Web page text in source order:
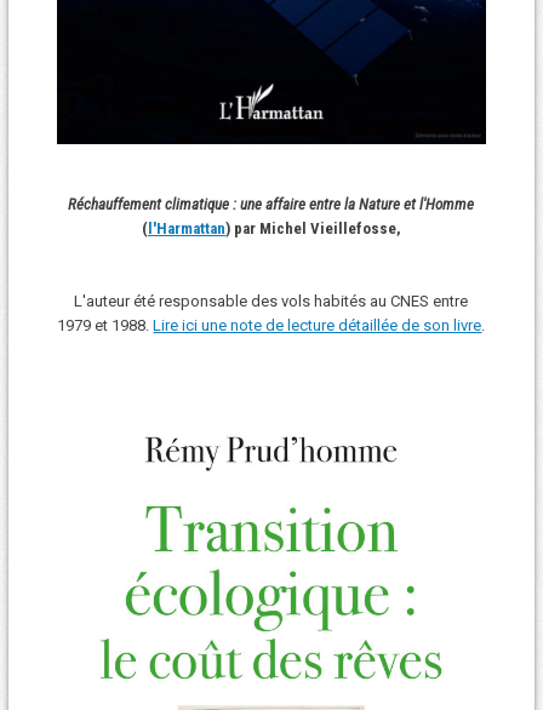
Réchauffement climatique : une affaire entre la Nature et l'Homme
(l'Harmattan) par Michel Vieillefosse,
L'auteur été responsable des vols habités au CNES entre
1979 et 1988.Lire ici une note de lecture détaillée de son livre.